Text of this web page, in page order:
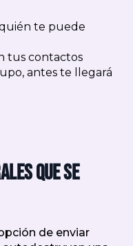
te puede
tus contactos
antes te llegará
que se
de enviar